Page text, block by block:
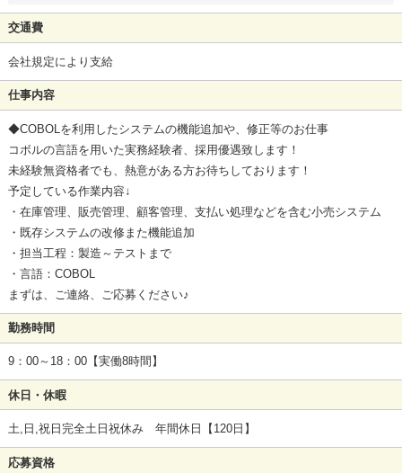
交通費
会社規定により支給
仕事内容
◆COBOLを利用したシステムの機能追加や、修正等のお仕事
コボルの言語を用いた実務経験者、採用優遇致します！
未経験無資格者でも、熱意がある方お待ちしております！
予定している作業内容↓
・在庫管理、販売管理、顧客管理、支払い処理などを含む小売システム
・既存システムの改修また機能追加
・担当工程：製造～テストまで
・言語：COBOL
まずは、ご連絡、ご応募ください♪
勤務時間
9：00～18：00【実働8時間】
休日・休暇
土,日,祝日完全土日祝休み 年間休日【120日】
応募資格